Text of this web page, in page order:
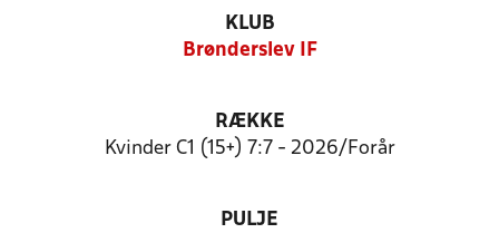
KLUB
Brønderslev IF
RÆKKE
Kvinder C1 (15+) 7:7 - 2026/Forår
PULJE